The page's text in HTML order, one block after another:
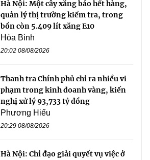
Hà Nội: Một cây xăng báo hết hàng,
quản lý thị trường kiểm tra, trong
bồn còn 5.409 lít xăng E10
Hòa Bình
20:02 08/08/2026
Thanh tra Chính phủ chỉ ra nhiều vi
phạm trong kinh doanh vàng, kiến
nghị xử lý 93,733 tỷ đồng
Phương Hiếu
20:29 08/08/2026
Hà Nội: Chỉ đạo giải quyết vụ việc ở